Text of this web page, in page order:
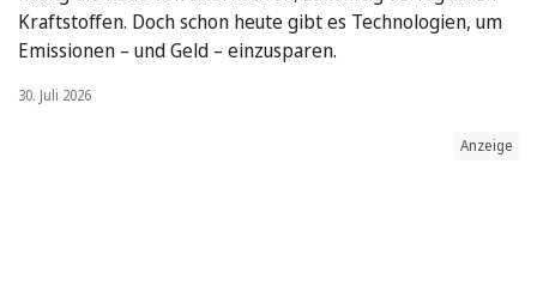
Kraftstoffen. Doch schon heute gibt es Technologien, um
Emissionen – und Geld – einzusparen.
30. Juli 2026
Anzeige